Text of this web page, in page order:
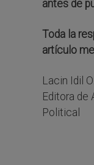
antes de
Toda la
artículo
Lacin Idil
Editora de
Political